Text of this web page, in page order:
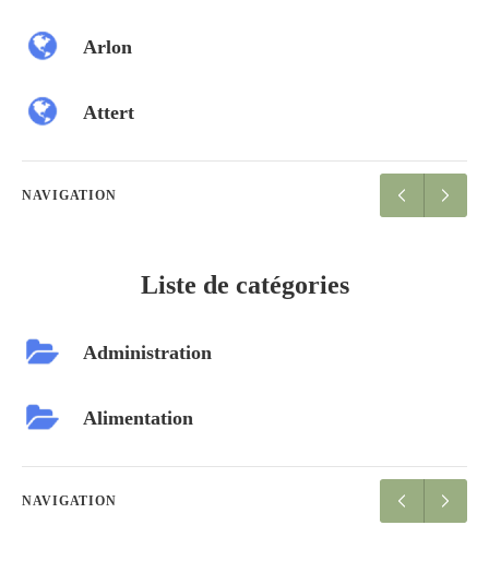
Arlon
Attert
NAVIGATION
Liste de catégories
Administration
Alimentation
NAVIGATION